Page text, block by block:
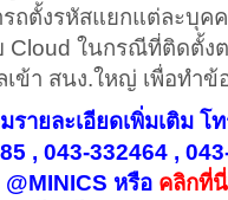
รถตั้งรหัสแยกแต่ละบุค
Cloud ในกรณีที่ติดตั้ง
เข้า สนง.ใหญ่ เพื่อทำข้
รายละเอียดเพิ่มเติม โ
, 043-332464 ,
@MINICS หรือ คลิกที่นี่